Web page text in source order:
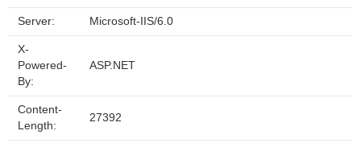
Server: Microsoft-IIS/6.0
X-
Powered-
By:
ASP.NET
Content-
Length:
27392